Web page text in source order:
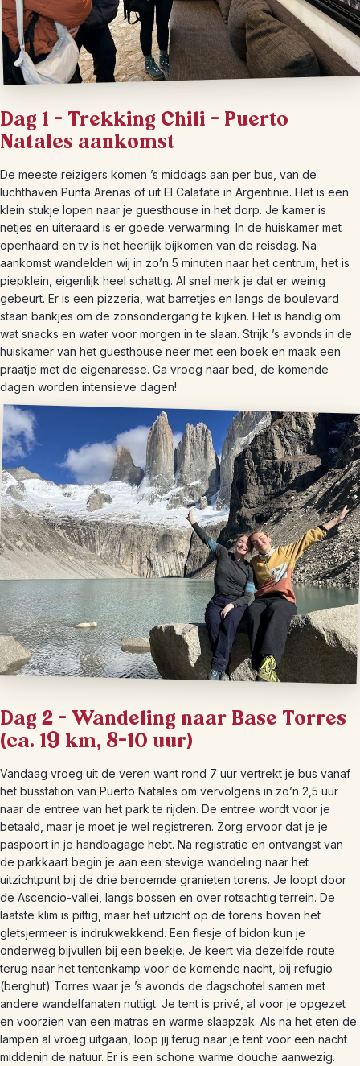
Dag 1 – Trekking Chili – Puerto
Natales aankomst
De meeste reizigers komen ’s middags aan per bus, van de
luchthaven Punta Arenas of uit El Calafate in Argentinië. Het is een
klein stukje lopen naar je guesthouse in het dorp. Je kamer is
netjes en uiteraard is er goede verwarming. In de huiskamer met
openhaard en tv is het heerlijk bijkomen van de reisdag. Na
aankomst wandelden wij in zo’n 5 minuten naar het centrum, het is
piepklein, eigenlijk heel schattig. Al snel merk je dat er weinig
gebeurt. Er is een pizzeria, wat barretjes en langs de boulevard
staan bankjes om de zonsondergang te kijken. Het is handig om
wat snacks en water voor morgen in te slaan. Strijk ’s avonds in de
huiskamer van het guesthouse neer met een boek en maak een
praatje met de eigenaresse. Ga vroeg naar bed, de komende
dagen worden intensieve dagen!
Dag 2 – Wandeling naar Base Torres
(ca. 19 km, 8–10 uur)
Vandaag vroeg uit de veren want rond 7 uur vertrekt je bus vanaf
het busstation van Puerto Natales om vervolgens in zo’n 2,5 uur
naar de entree van het park te rijden. De entree wordt voor je
betaald, maar je moet je wel registreren. Zorg ervoor dat je je
paspoort in je handbagage hebt. Na registratie en ontvangst van
de parkkaart begin je aan een stevige wandeling naar het
uitzichtpunt bij de drie beroemde granieten torens. Je loopt door
de Ascencio-vallei, langs bossen en over rotsachtig terrein. De
laatste klim is pittig, maar het uitzicht op de torens boven het
gletsjermeer is indrukwekkend. Een flesje of bidon kun je
onderweg bijvullen bij een beekje. Je keert via dezelfde route
terug naar het tentenkamp voor de komende nacht, bij refugio
(berghut) Torres waar je ’s avonds de dagschotel samen met
andere wandelfanaten nuttigt. Je tent is privé, al voor je opgezet
en voorzien van een matras en warme slaapzak. Als na het eten de
lampen al vroeg uitgaan, loop jij terug naar je tent voor een nacht
middenin de natuur. Er is een schone warme douche aanwezig.